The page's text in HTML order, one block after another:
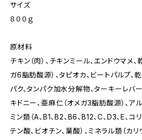
サイズ
８００ｇ
原材料
チキン（肉）、チキンミール、エンドウマメ
ガ6脂肪酸源）、タピオカ、ビートパルプ、
パク、タンパク加水分解物、ターキーレバ
キドニー、亜麻仁（オメガ3脂肪酸源）、ア
ミン類（A、B1、B2、B6、B12、C、D3、E、コ
テン酸、ビオチン、葉酸）、ミネラル類（カリ